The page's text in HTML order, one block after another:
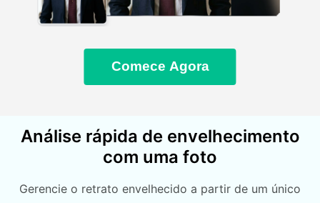
Comece Agora
Análise rápida de envelhecimento
com uma foto
Gerencie o retrato envelhecido a partir de um único